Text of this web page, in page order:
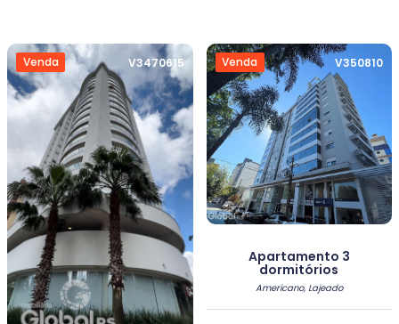
Venda V3470615 Venda V350810
Apartamento 3
dormitórios
Americano, Lajeado